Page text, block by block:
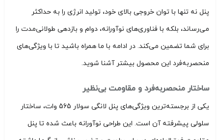
پنل نه تنها با توان خروجی بالای خود، تولید انرژی را به حداکثر
می‌رساند، بلکه با فناوری‌های نوآورانه، دوام و بازدهی طولانی‌مدت را
برای شما تضمین می‌کند. در ادامه با ما همراه باشید تا با ویژگی‌های
منحصربه‌فرد این محصول بیشتر آشنا شوید.
ساختار منحصربه‌فرد و مقاومت بی‌نظیر
یکی از برجسته‌ترین ویژگی‌های پنل لانگی سولار 565 وات، ساختار
سلولی پیشرفته آن است. این طراحی نوآورانه باعث شده تا پنل